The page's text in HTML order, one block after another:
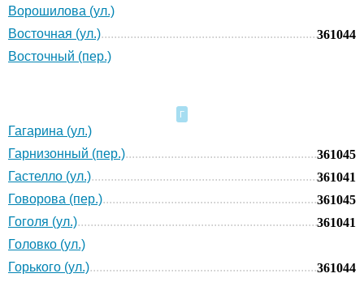
Ворошилова (ул.)
Восточная (ул.)
361044
Восточный (пер.)
Г
Гагарина (ул.)
Гарнизонный (пер.)
361045
Гастелло (ул.)
361041
Говорова (пер.)
361045
Гоголя (ул.)
361041
Головко (ул.)
Горького (ул.)
361044